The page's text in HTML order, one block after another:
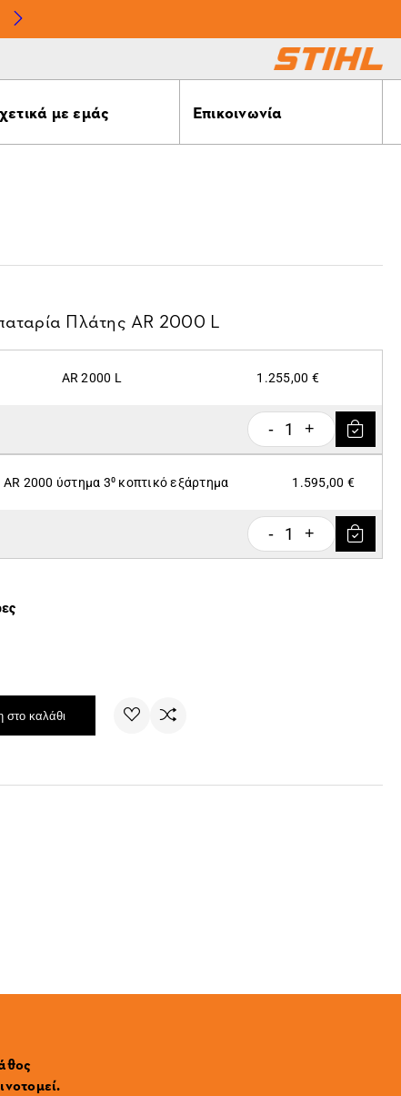
με εμάς Επικοινωνία
Πλάτης ΑR 2000 L
AR 2000 L 1.255,00 €
- 1 +
2000 ύστημα 3⁰ κοπτικό εξάρτημα 1.595,00 €
- 1 +
στο καλάθι